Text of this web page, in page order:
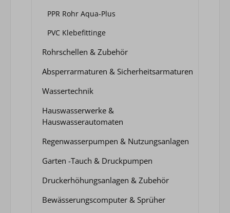
PPR Rohr Aqua-Plus
PVC Klebefittinge
Rohrschellen & Zubehör
Absperrarmaturen & Sicherheitsarmaturen
Wassertechnik
Hauswasserwerke &
Hauswasserautomaten
Regenwasserpumpen & Nutzungsanlagen
Garten -Tauch & Druckpumpen
Druckerhöhungsanlagen & Zubehör
Bewässerungscomputer & Sprüher